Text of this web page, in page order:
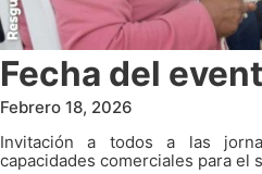
Fecha del
Febrero 18, 2026
Invitación a todos a las
capacidades comerciales para el